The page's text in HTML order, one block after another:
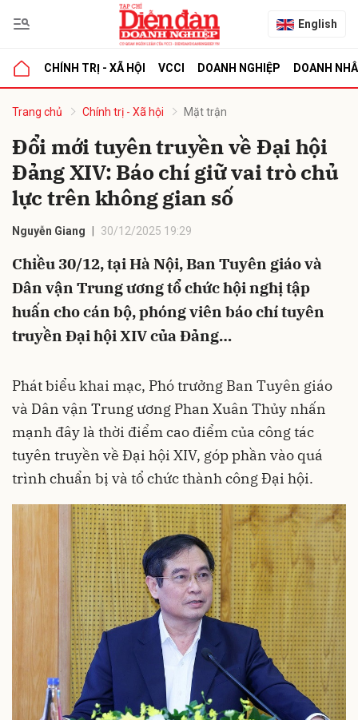
English
CHÍNH TRỊ - XÃ HỘI VCCI DOANH NGHIỆP DOANH
Trang chủ Chính trị - Xã hội Mặt trận
Đổi mới tuyên truyền về Đại hội
Đảng XIV: Báo chí giữ vai trò chủ
lực trên không gian số
Nguyễn Giang 30/12/2025 19:29
Chiều 30/12, tại Hà Nội, Ban Tuyên giáo và
Dân vận Trung ương tổ chức hội nghị tập
huấn cho cán bộ, phóng viên báo chí tuyên
truyền Đại hội XIV của Đảng…
Phát biểu khai mạc, Phó trưởng Ban Tuyên giáo
và Dân vận Trung ương Phan Xuân Thủy nhấn
mạnh đây là thời điểm cao điểm của công tác
tuyên truyền về Đại hội XIV, góp phần vào quá
trình chuẩn bị và tổ chức thành công Đại hội.
luận
Hủy